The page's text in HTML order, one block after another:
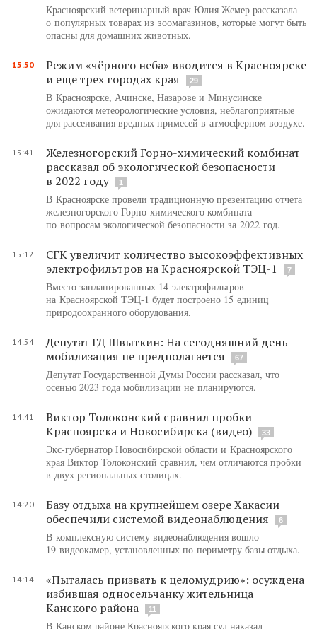
Красноярский ветеринарный врач Юлия Жемер рассказала
о популярных товарах из зоомагазинов, которые могут быть
опасны для домашних животных.
15:50
Режим «чёрного неба» вводится в Красноярске
и еще трех городах края
29
В Красноярске, Ачинске, Назарове и Минусинске
ожидаются метеорологические условия, неблагоприятные
для рассеивания вредных примесей в атмосферном воздухе.
15:41
Железногорский Горно-химический комбинат
рассказал об экологической безопасности
в 2022 году
1
В Красноярске провели традиционную презентацию отчета
железногорского Горно-химического комбината
по вопросам экологической безопасности за 2022 год.
15:12
СГК увеличит количество высокоэффективных
электрофильтров на Красноярской ТЭЦ-1
7
Вместо запланированных 14 электрофильтров
на Красноярской ТЭЦ-1 будет построено 15 единиц
природоохранного оборудования.
14:54
Депутат ГД Швыткин: На сегодняшний день
мобилизация не предполагается
67
Депутат Государственной Думы России рассказал, что
осенью 2023 года мобилизации не планируются.
14:41
Виктор Толоконский сравнил пробки
Красноярска и Новосибирска (видео)
33
Экс-губернатор Новосибирской области и Красноярского
края Виктор Толоконский сравнил, чем отличаются пробки
в двух региональных столицах.
14:20
Базу отдыха на крупнейшем озере Хакасии
обеспечили системой видеонаблюдения
6
В комплексную систему видеонаблюдения вошло
19 видеокамер, установленных по периметру базы отдыха.
14:14
«Пыталась призвать к целомудрию»: осуждена
избившая односельчанку жительница
Канского района
11
В Канском районе Красноярского края суд наказал